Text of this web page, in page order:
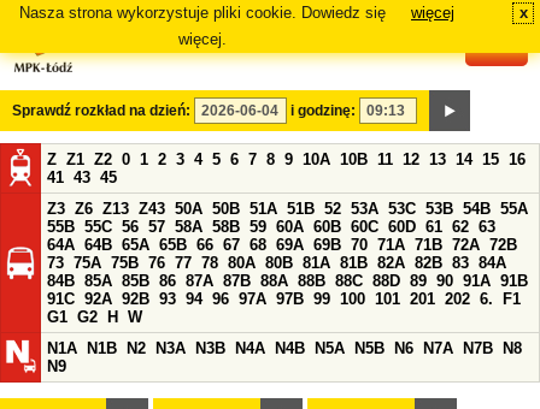
Nasza strona wykorzystuje pliki cookie. Dowiedz się
więcej.
więcej x
Sprawdź rozkład na dzień: i godzinę:
Z Z1 Z2 0 1 2 3 4 5 6 7 8 9 10A 10B 11 12 13 14 15 16
41 43 45
Z3 Z6 Z13 Z43 50A 50B 51A 51B 52 53A 53C 53B 54B 55A
55B 55C 56 57 58A 58B 59 60A 60B 60C 60D 61 62 63
64A 64B 65A 65B 66 67 68 69A 69B 70 71A 71B 72A 72B
73 75A 75B 76 77 78 80A 80B 81A 81B 82A 82B 83 84A
84B 85A 85B 86 87A 87B 88A 88B 88C 88D 89 90 91A 91B
91C 92A 92B 93 94 96 97A 97B 99 100 101 201 202 6.
F1
G1 G2 H
W
N1A
N1B N2 N3A N3B N4A N4B N5A N5B N6 N7A N7B
N8
N9